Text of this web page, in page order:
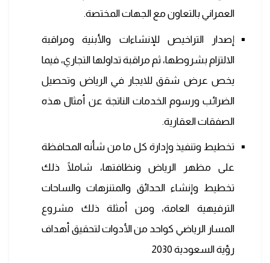
العمراني بالتعاون مع الجهات المختصة.
إصدار التراخيص للإنشاءات والأبنية ومراقبة
الالتزام بشروطها، ثم مراقبة تداولها التجاري، فيما
يخص عرض شقق للايجار في الرياض وتحصيل
الضرائب ورسوم الخدمات الناتجة عن أمثال هذه
الصفقات العقارية.
تخطيط وتنفيذ وإدارة كل ما من شأنه المحافظة
على مظهر الرياض ونظافتها، شاملًا ذلك
تخطيط وإنشاء الحدائق والمتنزهات والساحات
الترفيهية العامة، ومن أمثلة ذلك مشروع
المسار الرياضي كواحد من الأدوات لتحقيق أهداف
رؤية السعودية 2030